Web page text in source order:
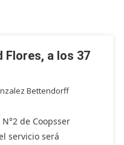
Flores, a los 37
Bettendorff
de Coopsser
servicio será